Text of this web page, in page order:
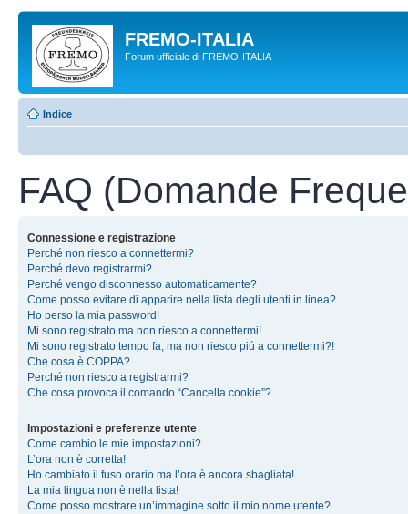
FREMO-ITALIA
Forum ufficiale di FREMO-ITALIA
Indice
FAQ (Domande
Connessione e registrazione
Perché non riesco a connettermi?
Perché devo registrarmi?
Perché vengo disconnesso automaticamente?
Come posso evitare di apparire nella lista degli utenti in linea?
Ho perso la mia password!
Mi sono registrato ma non riesco a connettermi!
Mi sono registrato tempo fa, ma non riesco piú a connettermi?!
Che cosa è COPPA?
Perché non riesco a registrarmi?
Che cosa provoca il comando “Cancella cookie”?
Impostazioni e preferenze utente
Come cambio le mie impostazioni?
L’ora non è corretta!
Ho cambiato il fuso orario ma l’ora è ancora sbagliata!
La mia lingua non è nella lista!
Come posso mostrare un’immagine sotto il mio nome utente?